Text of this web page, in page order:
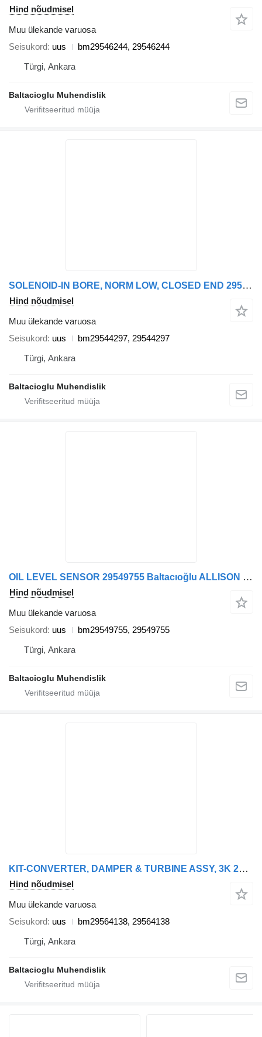
Hind nõudmisel
Muu ülekande varuosa
Seisukord uus
bm29546244, 29546244
Türgi, Ankara
Baltacioglu Muhendislik
SOLENOID-IN BORE, NORM LOW, CLOSED END 29544297 Baltacıoğlu ALLISON bm29544297 tüübi jaoks bussi
Hind nõudmisel
Muu ülekande varuosa
Seisukord uus
bm29544297, 29544297
Türgi, Ankara
Baltacioglu Muhendislik
OIL LEVEL SENSOR 29549755 Baltacıoğlu ALLISON bm29549755 tüübi jaoks bussi
Hind nõudmisel
Muu ülekande varuosa
Seisukord uus
bm29549755, 29549755
Türgi, Ankara
Baltacioglu Muhendislik
KIT-CONVERTER, DAMPER & TURBINE ASSY, 3K 29564138 Baltacıoğlu ALLISON bm29564138 tüübi jaoks bussi
Hind nõudmisel
Muu ülekande varuosa
Seisukord uus
bm29564138, 29564138
Türgi, Ankara
Baltacioglu Muhendislik